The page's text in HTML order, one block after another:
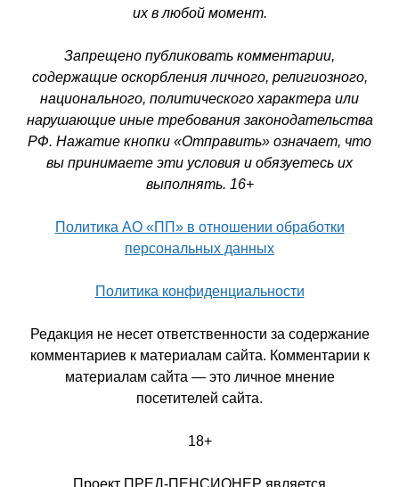
их в любой момент.
Запрещено публиковать комментарии,
содержащие оскорбления личного, религиозного,
национального, политического характера или
нарушающие иные требования законодательства
РФ. Нажатие кнопки «Отправить» означает, что
вы принимаете эти условия и обязуетесь их
выполнять. 16+
Политика АО «ПП» в отношении обработки
персональных данных
Политика конфиденциальности
Редакция не несет ответственности за содержание
комментариев к материалам сайта. Комментарии к
материалам сайта — это личное мнение
посетителей сайта.
18+
Проект ПРЕД-ПЕНСИОНЕР является